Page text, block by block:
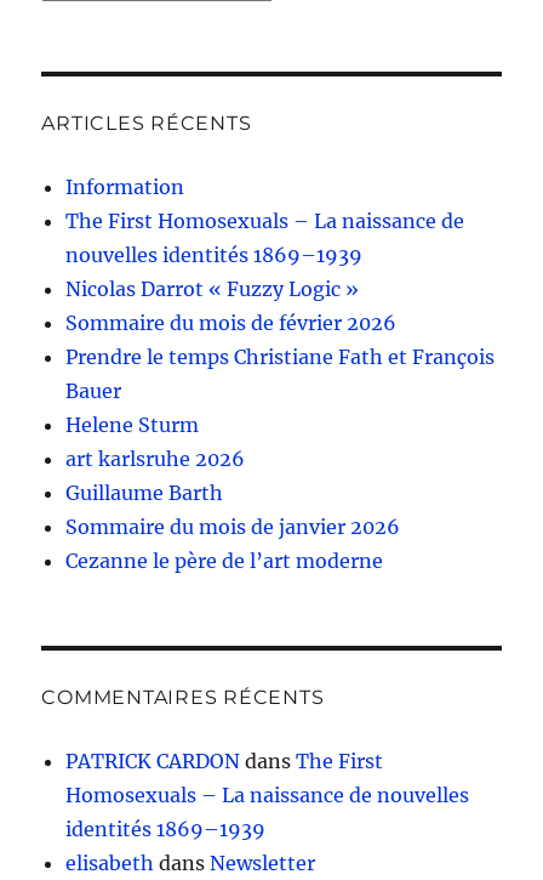
ARTICLES RÉCENTS
Information
The First Homosexuals – La naissance de
nouvelles identités 1869–1939
Nicolas Darrot « Fuzzy Logic »
Sommaire du mois de février 2026
Prendre le temps Christiane Fath et François
Bauer
Helene Sturm
art karlsruhe 2026
Guillaume Barth
Sommaire du mois de janvier 2026
Cezanne le père de l’art moderne
COMMENTAIRES RÉCENTS
PATRICK CARDON dansThe First
Homosexuals – La naissance de nouvelles
identités 1869–1939
elisabeth dansNewsletter